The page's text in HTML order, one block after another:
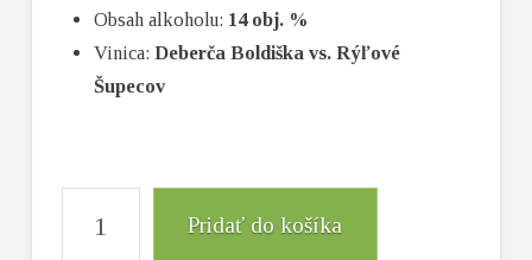
Obsah alkoholu: 14 obj. %
Vinica:Deberča Boldiška vs. Rýľové
Šupecov
Pridať do košíka